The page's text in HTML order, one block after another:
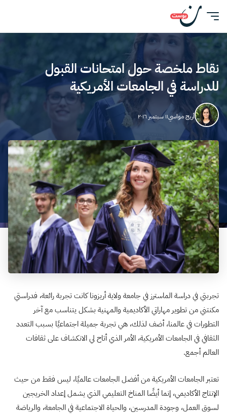
نقاط ملخصة حول امتحانات القبول
للدراسة في الجامعات الأمريكية
أريج مواسي١١ سبتمبر ٢٠١٦
تجربتي في دراسة الماسترز في جامعة ولاية أريزونا كانت تجربة رائعة، فدراستي
مكنتني من تطوير مهاراتي الأكاديمية والمهنية بشكل يتناسب مع آخر
التطورات في عالمنا، أضف لذلك، هي تجربة جميلة اجتماعيًا بسبب التعدد
الثقافي في الجامعات الأمريكية، الأمر الذي أتاح لي الانكشاف على ثقافات
العالم أجمع.
تعتبر الجامعات الأمريكية من أفضل الجامعات عالميًا، ليس فقط من حيث
الإنتاج الأكاديمي، إنما أيضًا المناخ التعليمي الذي يشمل إعداد الخريجين
لسوق العمل، وجودة المدرسين، والحياة الاجتماعية في الجامعة، والرياضة